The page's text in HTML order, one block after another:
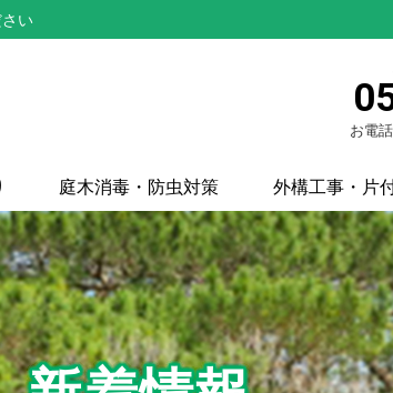
い
お電
庭木消毒・防虫対策 外構工事・片